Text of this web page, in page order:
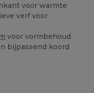
voor warmte
verf voor
voor vormbehoud
bijpassend koord